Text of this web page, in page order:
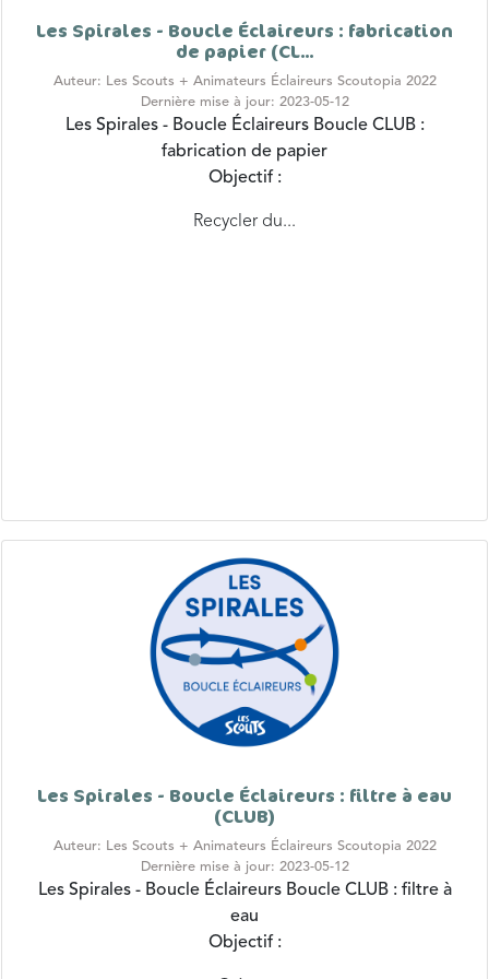
de papier (CL...
Auteur: Les Scouts + Animateurs Éclaireurs Scoutopia 2022
Les Spirales - Boucle Éclaireurs Boucle CLUB :
fabrication de papier
Objectif :
Recycler du...
(CLUB)
Auteur: Les Scouts + Animateurs Éclaireurs Scoutopia 2022
Les Spirales - Boucle Éclaireurs Boucle CLUB : filtre à
eau
Créer...